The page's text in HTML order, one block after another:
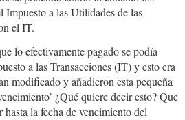
Impuesto a las Utilidades de las
el IT.
lo efectivamente pagado se podía
a las Transacciones (IT) y esto era
modificado y añadieron esta pequeña
¿Qué quiere decir esto? Que
hasta la fecha de vencimiento del